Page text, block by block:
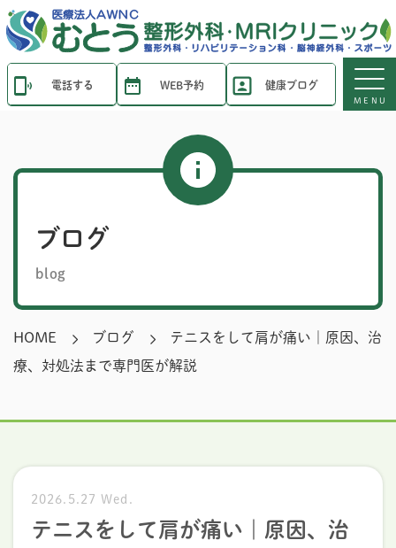
電話する WEB予約 健康ブログ
MENU
ブログ
blog
HOME ブログ
テニスをして肩が痛い｜原因、治
療、対処法まで専門医が解説
2026.5.27 Wed.
テニスをして肩が痛い｜原因、治